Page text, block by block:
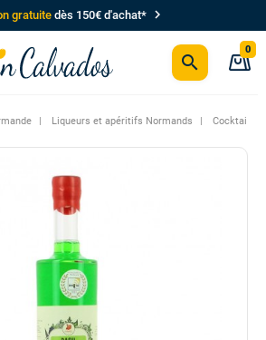
gratuitedès 150€ d'achat* chevron_right
search
0
Liqueurs et apéritifs Normands Cocktail